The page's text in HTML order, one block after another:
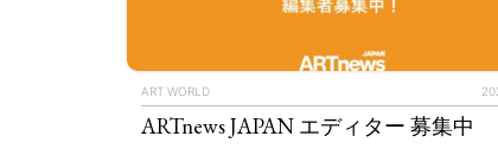
ART WORLD
ARTnews JAPAN エディター 募集中